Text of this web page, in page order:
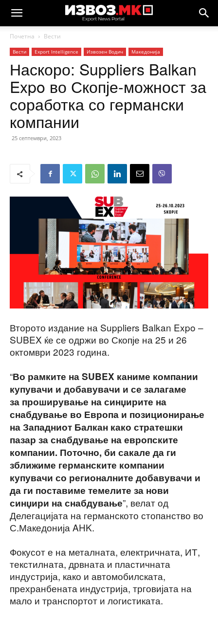
Почетна Вести
Вести Еxport Intelligence Извозен Водич Македонија
Наскоро: Suppliers Balkan
Expo во Скопје-можност за
соработка со германски
компании
25 септември, 2023
Второто издание на Suppliers Balkan Expo –
SUBEX ќе се одржи во Скопје на 25 и 26
октомври 2023 година.
“Во рамките на SUBEX каниме компании
купувачи и добавувачи и се залагаме
за проширување на синџирите на
снабдување во Европа и позиционирање
на Западниот Балкан како стратешки
пазар за снабдување на европските
компании. Поточно, би сакале да ги
зближиме германските компании
купувачи со регионалните добавувачи и
да ги поставиме темелите за нови
синџири на снабдување”, велат од
Делегацијата на германското стопанство во
С.Македонија AHK.
Фокусот е на металната, електричната, ИТ,
текстилната, дрвната и пластичната
индустрија, како и автомобилската,
прехранбената индустрија, трговијата на
мало и транспортот и логистиката.